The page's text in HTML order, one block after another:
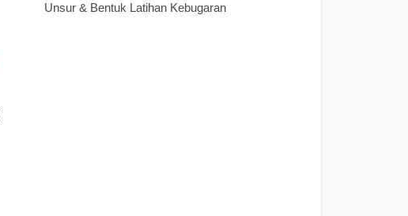
Unsur & Bentuk Latihan Kebugaran